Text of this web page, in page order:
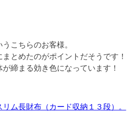
こちらのお客様。
とめたのがポイントだそうです！
締まる効き色になっています！
ム長財布（カード収納１３段）。